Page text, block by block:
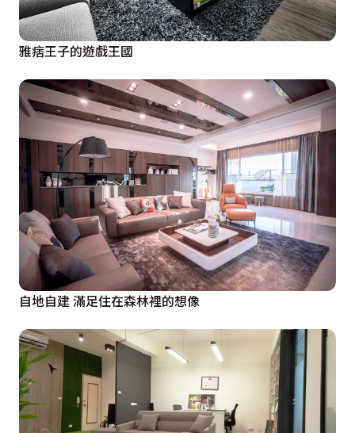
雅痞王子的遊戲王國
自地自建 滿足住在森林裡的想像